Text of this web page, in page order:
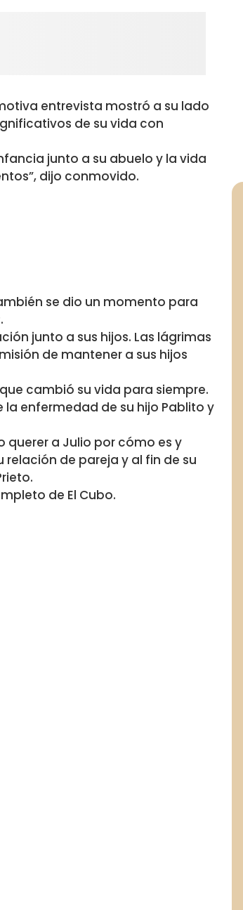
entrevista mostró a su lado
de su vida con
junto a su abuelo y la vida
dijo conmovido.
se dio un momento para
junto a sus hijos. Las lágrimas
de mantener a sus hijos
cambió su vida para siempre.
enfermedad de su hijo Pablito y
querer a Julio por cómo es y
relación de pareja y al fin de su
de El Cubo.